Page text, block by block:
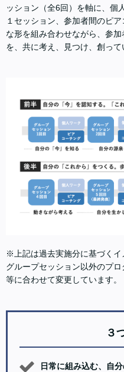
ッション（全6回）を軸に、個
１セッション、参加者間のピ
な形を組み合わせながら、参
を、共に考え、見つけ、創って
※上記は過去実施分に基づくイ
グループセッション以外のプ
等に合わせて変更しています。
３
日常に組み込む、自